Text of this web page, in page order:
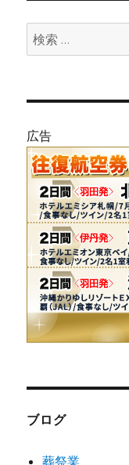
検
索:
広告
ブログ
葬祭業